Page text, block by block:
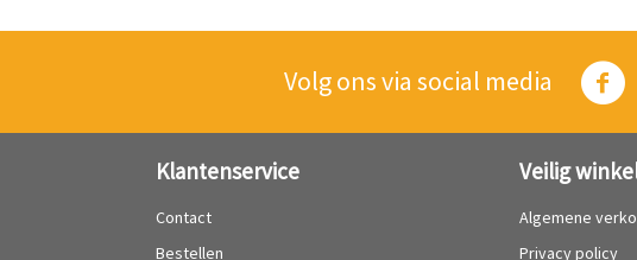
Volg ons via social media
Klantenservice
Contact
Bestellen
Veilig
Algemene
Privacy policy